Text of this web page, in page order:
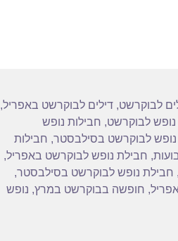
לבוקרשט,דילים לבוקרשט באפריל,
נופש לבוקרשט, חבילות נופש
נופש לבוקרשט בסילבסטר, חבילות
, חבילת נופש לבוקרשט באפריל,
, חבילת נופש לבוקרשט בסילבסטר,
, חופשה בבוקרשט במרץ, נופש